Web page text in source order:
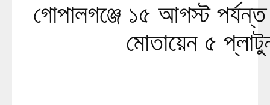
গোপালগঞ্জে ১৫ আগস্ট
মোতায়েন ৫